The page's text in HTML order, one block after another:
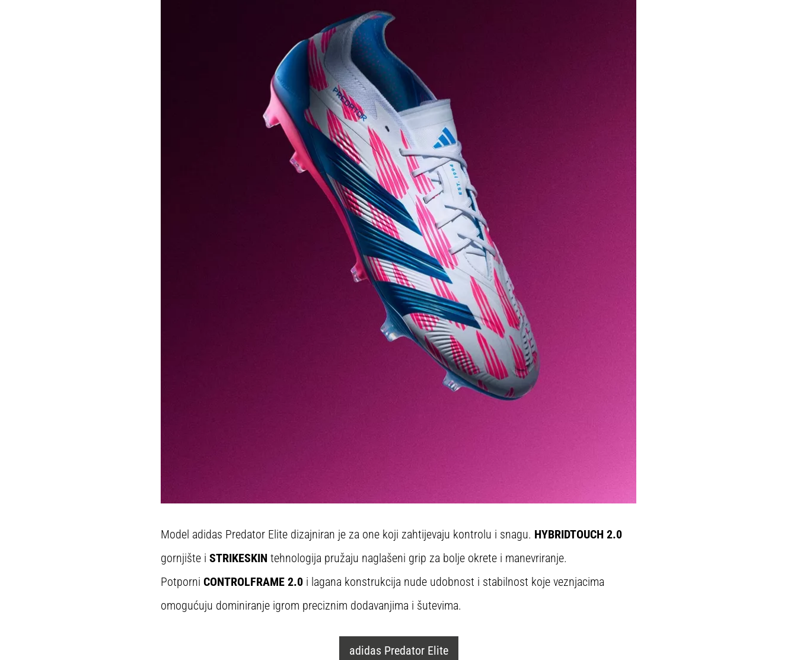
Model adidas Predator Elite dizajniran je za one koji zahtijevaju kontrolu i snagu. HYBRIDTOUCH 2.0
gornjište i STRIKESKIN tehnologija pružaju naglašeni grip za bolje okrete i manevriranje.
Potporni CONTROLFRAME 2.0 i lagana konstrukcija nude udobnost i stabilnost koje veznjacima
omogućuju dominiranje igrom preciznim dodavanjima i šutevima.
adidas Predator Elite